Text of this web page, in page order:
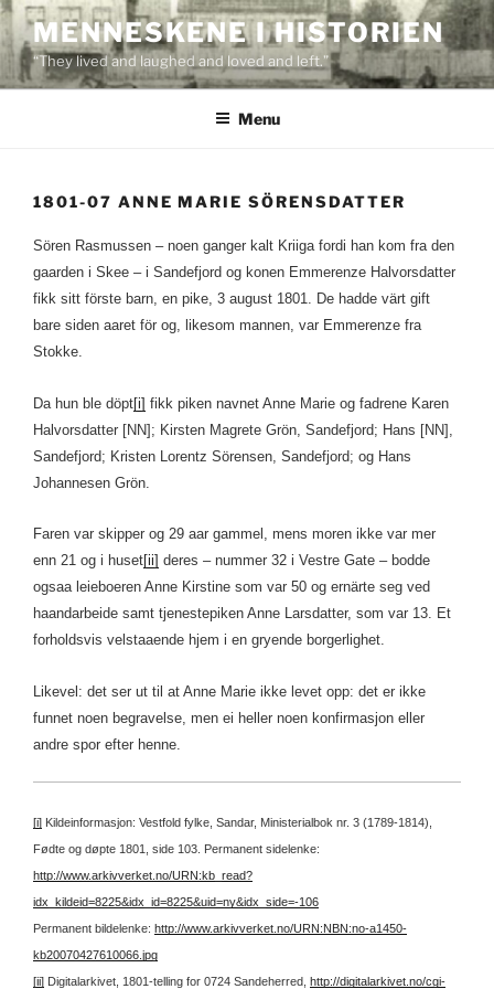
Skip
to
content
MENNESKENE I HISTORIEN
“They lived and laughed and loved and left.”
Menu
1801-07 ANNE MARIE SÖRENSDATTER
Sören Rasmussen – noen ganger kalt Kriiga fordi han kom fra den
gaarden i Skee – i Sandefjord og konen Emmerenze Halvorsdatter
fikk sitt förste barn, en pike, 3 august 1801. De hadde värt gift
bare siden aaret för og, likesom mannen, var Emmerenze fra
Stokke.
Da hun ble döpt[i] fikk piken navnet Anne Marie og fadrene Karen
Halvorsdatter [NN]; Kirsten Magrete Grön, Sandefjord; Hans [NN],
Sandefjord; Kristen Lorentz Sörensen, Sandefjord; og Hans
Johannesen Grön.
Faren var skipper og 29 aar gammel, mens moren ikke var mer
enn 21 og i huset[ii] deres – nummer 32 i Vestre Gate – bodde
ogsaa leieboeren Anne Kirstine som var 50 og ernärte seg ved
haandarbeide samt tjenestepiken Anne Larsdatter, som var 13. Et
forholdsvis velstaaende hjem i en gryende borgerlighet.
Likevel: det ser ut til at Anne Marie ikke levet opp: det er ikke
funnet noen begravelse, men ei heller noen konfirmasjon eller
andre spor efter henne.
[i] Kildeinformasjon: Vestfold fylke, Sandar, Ministerialbok nr. 3 (1789-1814),
Fødte og døpte 1801, side 103. Permanent sidelenke:
http://www.arkivverket.no/URN:kb_read?
idx_kildeid=8225&idx_id=8225&uid=ny&idx_side=-106
Permanent bildelenke: http://www.arkivverket.no/URN:NBN:no-a1450-
kb20070427610066.jpg
[ii] Digitalarkivet, 1801-telling for 0724 Sandeherred, http://digitalarkivet.no/cgi-